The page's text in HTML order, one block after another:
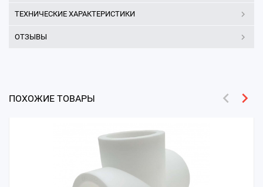
ТЕХНИЧЕСКИЕ ХАРАКТЕРИСТИКИ
ОТЗЫВЫ
ПОХОЖИЕ ТОВАРЫ